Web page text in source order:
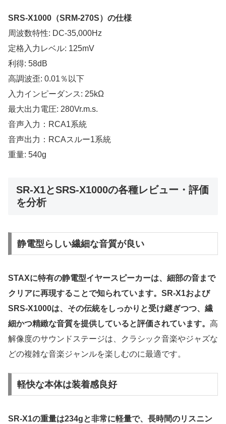
SRS-X1000（SRM-270S）の仕様
周波数特性: DC-35,000Hz
定格入力レベル: 125mV
利得: 58dB
高調波歪: 0.01％以下
入力インピーダンス: 25kΩ
最大出力電圧: 280Vr.m.s.
音声入力：RCA1系統
音声出力：RCAスルー1系統
重量: 540g
SR-X1とSRS-X1000の各種レビュー・評価
を分析
静電型らしい繊細な音質が良い
STAXに特有の静電型イヤースピーカーは、細部の音まで
クリアに再現することで知られています。SR-X1および
SRS-X1000は、その伝統をしっかりと受け継ぎつつ、繊
細かつ精緻な音質を提供していると評価されています。 高
解像度のサウンドステージは、クラシック音楽やジャズな
どの複雑な音楽ジャンルを楽しむのに最適です。
軽快な本体は装着感良好
SR-X1の重量は234gと非常に軽量で、長時間のリスニン